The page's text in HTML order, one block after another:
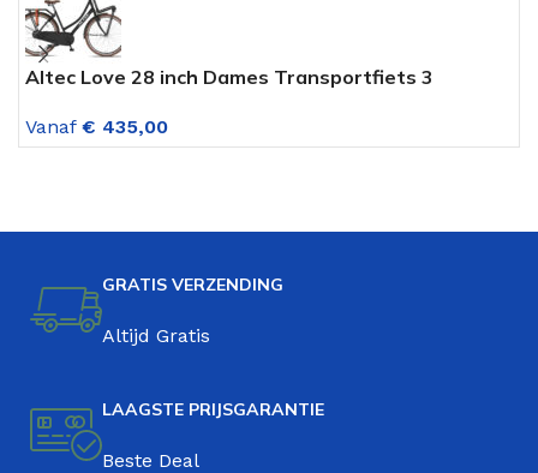
Altec Love 28 inch Dames Transportfiets 3
Vanaf € 435,00
GRATIS VERZENDING
Altijd Gratis
LAAGSTE PRIJSGARANTIE
Beste Deal